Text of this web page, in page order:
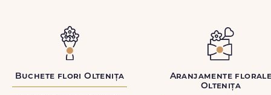
Buchete flori Oltenița
Aranjamente
Oltenița